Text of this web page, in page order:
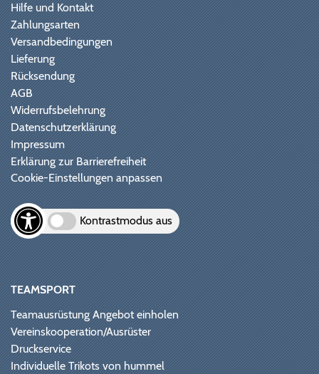
Hilfe und Kontakt
Zahlungsarten
Versandbedingungen
Lieferung
Rücksendung
AGB
Widerrufsbelehrung
Datenschutzerklärung
Impressum
Erklärung zur Barrierefreiheit
Cookie-Einstellungen anpassen
Kontrastmodus aus
TEAMSPORT
Teamausrüstung Angebot einholen
Vereinskooperation/Ausrüster
Druckservice
Individuelle Trikots von hummel